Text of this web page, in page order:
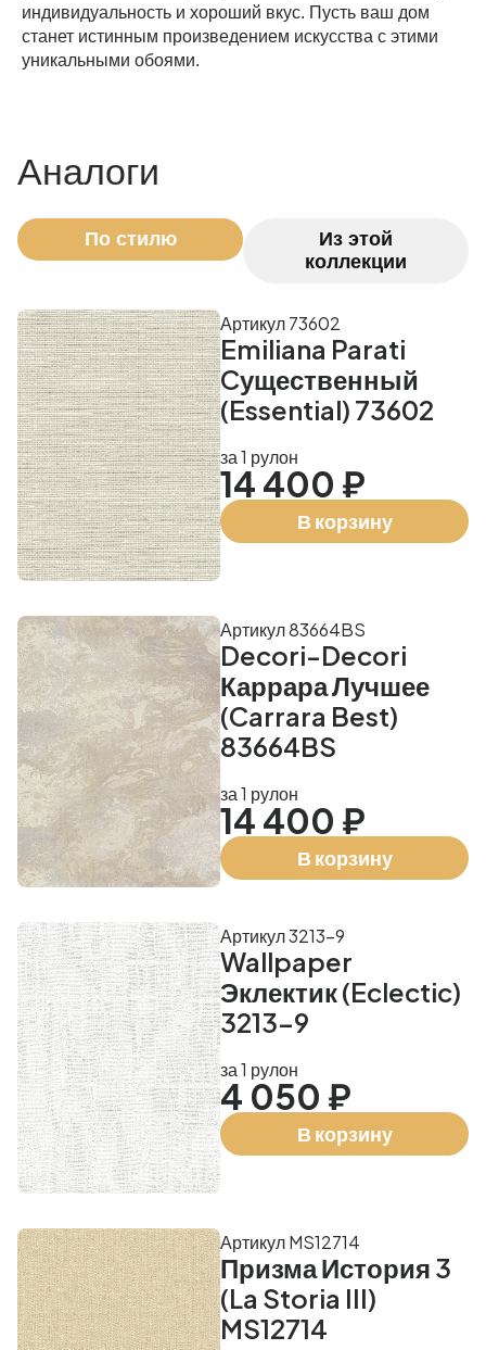
индивидуальность и хороший вкус. Пусть ваш дом
станет истинным произведением искусства с этими
уникальными обоями.
Аналоги
По стилю
Из этой
коллекции
Emiliana Parati
Cущественный
(Essential) 73602
Артикул 73602
за 1 рулон
14 400 ₽
В корзину
Decori-Decori
Каррара Лучшее
(Carrara Best)
83664BS
Артикул 83664BS
за 1 рулон
14 400 ₽
В корзину
Wallpaper
Эклектик (Eclectic)
3213-9
Артикул 3213-9
за 1 рулон
4 050 ₽
В корзину
Призма История 3
(La Storia III)
MS12714
Артикул MS12714